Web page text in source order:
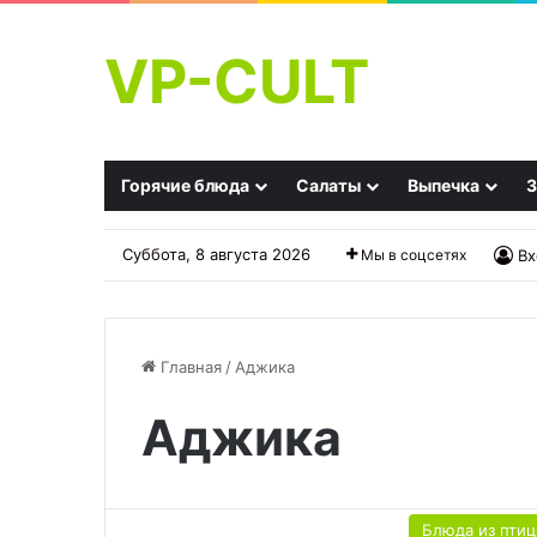
VP-CULT
Горячие блюда Салаты Выпечка
Суббота, 8 августа 2026 Мы в соцсетях
Главная / Аджика
Аджика
Блюда из
не